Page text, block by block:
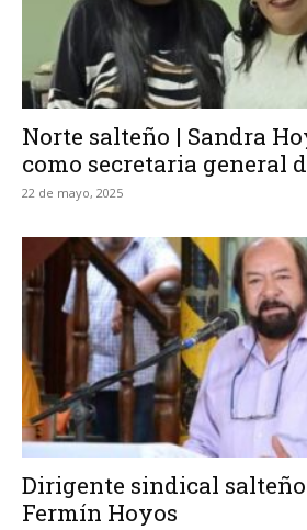
Norte salteño | Sandra
como secretaria general
22 de mayo, 2025
Dirigente sindical
Fermín Hoyos